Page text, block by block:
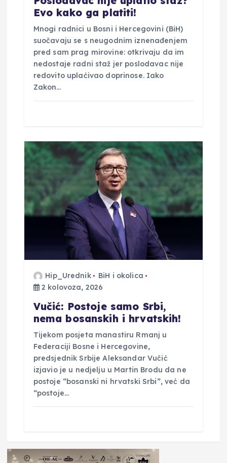
Evo kako ga platiti!
Mnogi radnici u Bosni i Hercegovini (BiH)
suočavaju se s neugodnim iznenađenjem
pred sam prag mirovine: otkrivaju da im
nedostaje radni staž jer poslodavac nije
redovito uplaćivao doprinose. Iako
Zakon…
Hip_Urednik
BiH i okolica
2 kolovoza, 2026
Vučić: Postoje samo Srbi,
nema bosanskih i hrvatskih!
Tijekom posjeta manastiru Rmanj u
Federaciji Bosne i Hercegovine,
predsjednik Srbije Aleksandar Vučić
izjavio je u nedjelju u Martin Brodu da ne
postoje “bosanski ni hrvatski Srbi”, već da
“postoje…